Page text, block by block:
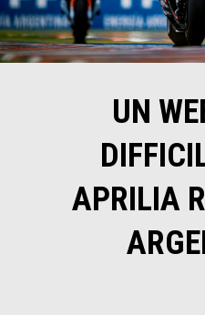
UN
APRILIA